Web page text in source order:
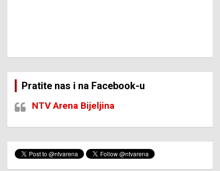
Pratite nas i na Facebook-u
NTV Arena Bijeljina